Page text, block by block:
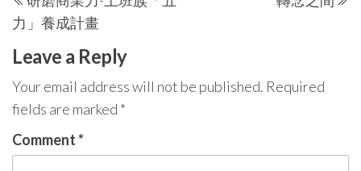
navigation
Post
力」養成計畫
Leave a Reply
Your email address will not be published. Required
fields are marked *
Comment*